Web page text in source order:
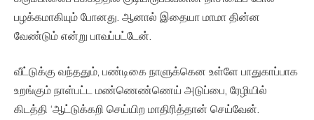
பழக்கமாகியும் போனது. ஆனால் இதையா மாமா தின்ன
வேண்டும் என்று பாவப்பட்டேன்.
வீட்டுக்கு வந்ததும், பண்டிகை நாளுக்கென உள்ளே பாதுகாப்பாக
உறங்கும் நாள்பட்ட மண்ணெண்ணெய் அடுப்பை, ரேழியில்
கிடத்தி ‘ஆட்டுக்கறி செய்யிற மாதிரித்தான் செய்வேன்.